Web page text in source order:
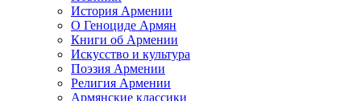
История Армении
О Геноциде Армян
Книги об Армении
Иcкусство и культура
Поэзия Армении
Религия Армении
Армянские классики